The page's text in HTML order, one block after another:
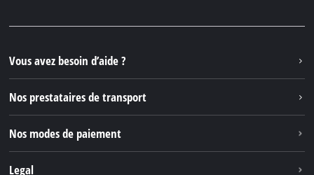
Instagram
TikTok
Pinterest
Vous avez besoin d’aide ?
Nos prestataires de transport
Nos modes de paiement
Legal